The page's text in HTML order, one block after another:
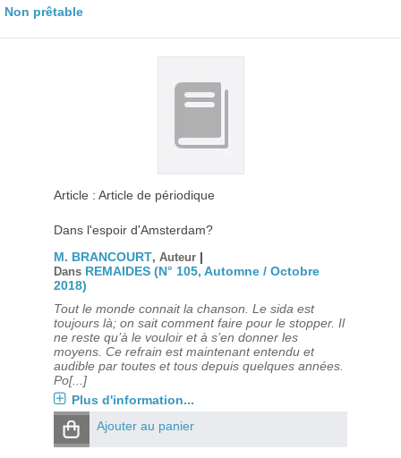
Non prêtable
Article : Article de périodique
Dans l'espoir d'Amsterdam?
M. BRANCOURT, Auteur |
Dans REMAIDES (N° 105, Automne / Octobre
2018)
Tout le monde connait la chanson. Le sida est
toujours là; on sait comment faire pour le stopper. Il
ne reste qu’à le vouloir et à s’en donner les
moyens. Ce refrain est maintenant entendu et
audible par toutes et tous depuis quelques années.
Po[...]
Plus d'information...
Ajouter au panier